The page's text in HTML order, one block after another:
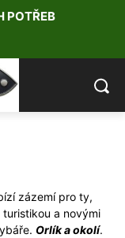
zázemí pro ty,
a novými
Orlík a okolí.
POTŘEB